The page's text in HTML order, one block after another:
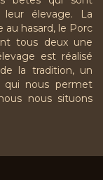
élevage. La
au hasard, le Porc
tous deux une
est réalisé
la tradition, un
qui nous permet
nous situons